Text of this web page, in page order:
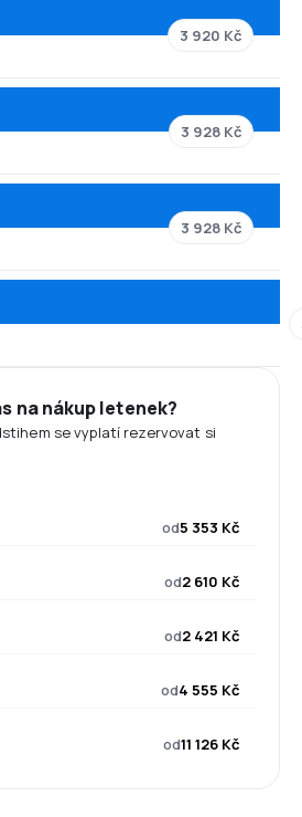
3 920 Kč
3 928 Kč
3 928 Kč
na nákup letenek?
se vyplatí rezervovat si
od5 353 Kč
od2 610 Kč
od2 421 Kč
od4 555 Kč
od11 126 Kč